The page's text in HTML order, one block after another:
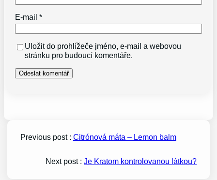
E-mail*
Uložit do prohlížeče jméno, e-mail a webovou
stránku pro budoucí komentáře.
Previous post : Citrónová máta – Lemon balm
Next post :Je Kratom kontrolovanou látkou?